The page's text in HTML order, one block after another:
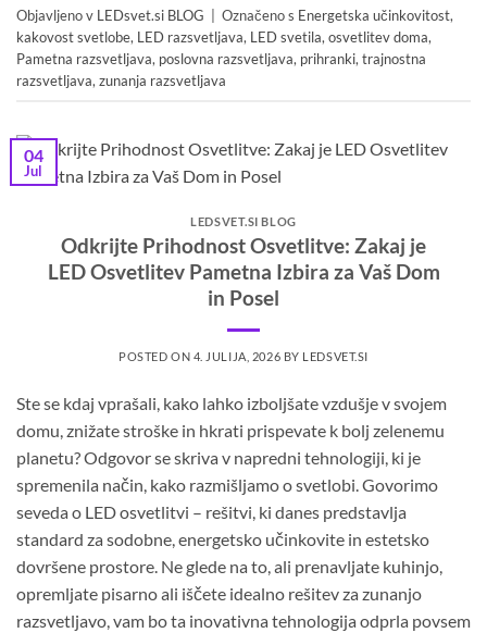
Objavljeno v LEDsvet.si BLOG Označeno s Energetska učinkovitost,
kakovost svetlobe, LED razsvetljava, LED svetila, osvetlitev doma,
Pametna razsvetljava, poslovna razsvetljava, prihranki, trajnostna
razsvetljava, zunanja razsvetljava
04
Jul
LEDSVET.SI BLOG
Odkrijte Prihodnost Osvetlitve: Zakaj je
LED Osvetlitev Pametna Izbira za Vaš Dom
in Posel
POSTED ON 4. JULIJA, 2026 BY LEDSVET.SI
Ste se kdaj vprašali, kako lahko izboljšate vzdušje v svojem
domu, znižate stroške in hkrati prispevate k bolj zelenemu
planetu? Odgovor se skriva v napredni tehnologiji, ki je
spremenila način, kako razmišljamo o svetlobi. Govorimo
seveda o LED osvetlitvi – rešitvi, ki danes predstavlja
standard za sodobne, energetsko učinkovite in estetsko
dovršene prostore. Ne glede na to, ali prenavljate kuhinjo,
opremljate pisarno ali iščete idealno rešitev za zunanjo
razsvetljavo, vam bo ta inovativna tehnologija odprla povsem